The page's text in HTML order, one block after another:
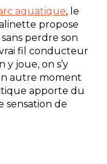
aquatique, le
propose
perdre son
fil conducteur
y joue, on s’y
autre moment
apporte du
sensation de